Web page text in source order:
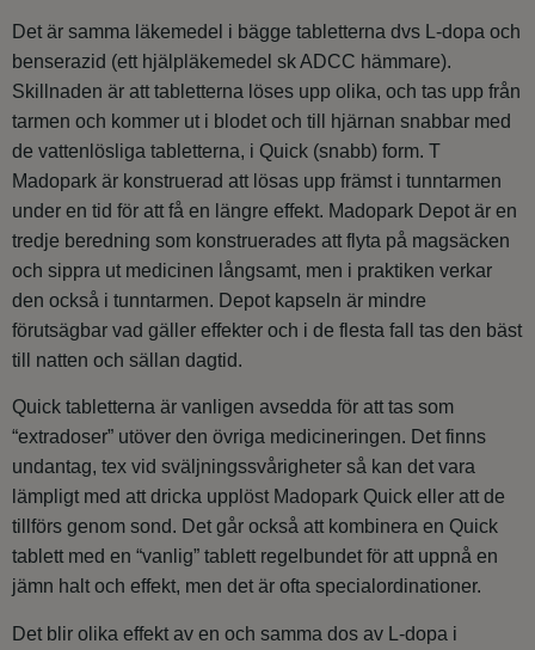
Det är samma läkemedel i bägge tabletterna dvs L-dopa och
benserazid (ett hjälpläkemedel sk ADCC hämmare).
Skillnaden är att tabletterna löses upp olika, och tas upp från
tarmen och kommer ut i blodet och till hjärnan snabbar med
de vattenlösliga tabletterna, i Quick (snabb) form. T
Madopark är konstruerad att lösas upp främst i tunntarmen
under en tid för att få en längre effekt. Madopark Depot är en
tredje beredning som konstruerades att flyta på magsäcken
och sippra ut medicinen långsamt, men i praktiken verkar
den också i tunntarmen. Depot kapseln är mindre
förutsägbar vad gäller effekter och i de flesta fall tas den bäst
till natten och sällan dagtid.
Quick tabletterna är vanligen avsedda för att tas som
“extradoser” utöver den övriga medicineringen. Det finns
undantag, tex vid sväljningssvårigheter så kan det vara
lämpligt med att dricka upplöst Madopark Quick eller att de
tillförs genom sond. Det går också att kombinera en Quick
tablett med en “vanlig” tablett regelbundet för att uppnå en
jämn halt och effekt, men det är ofta specialordinationer.
Det blir olika effekt av en och samma dos av L-dopa i